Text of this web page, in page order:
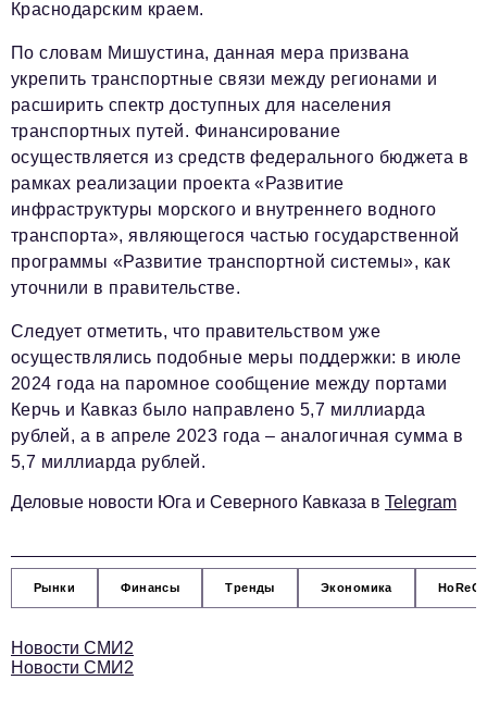
Социальная сфера
ЖКХ
Образование
Новости компании
Фоторепортажи
Авторские материалы
Электронные почты редакции:
Информационный отдел
info@business-magazine.online
Отдел рекламы
reklama@business-magazine.online
podpiska@business-magazine.online
Краснодарским краем.
По словам Мишустина, данная мера призвана
укрепить транспортные связи между регионами и
расширить спектр доступных для населения
транспортных путей. Финансирование
осуществляется из средств федерального бюджета в
рамках реализации проекта «Развитие
инфраструктуры морского и внутреннего водного
транспорта», являющегося частью государственной
программы «Развитие транспортной системы», как
уточнили в правительстве.
Следует отметить, что правительством уже
осуществлялись подобные меры поддержки: в июле
2024 года на паромное сообщение между портами
Керчь и Кавказ было направлено 5,7 миллиарда
рублей, а в апреле 2023 года – аналогичная сумма в
5,7 миллиарда рублей.
Деловые новости Юга и Северного Кавказа в Telegram
Рынки Финансы Тренды Экономика HoReCa
Новости СМИ2
Новости СМИ2